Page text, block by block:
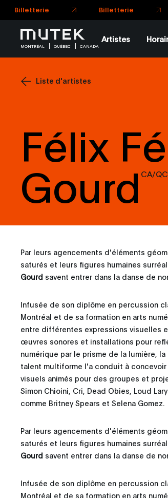
MONTRÉAL QUÉBEC CANADA
Artistes
Liste d'artistes
Félix
Gourd CA/QC
Par leurs agencements d'éléments
saturés et leurs figures humaines
Gourd savent entrer dans la danse de
Infusée de son diplôme en percussion
Montréal et de sa formation en arts
entre différentes expressions visuelles
œuvres sonores et installations pour
numérique par le prisme de la lumière,
talent multiforme l'a conduit à
visuels animés pour des groupes et
Simon Chioini, Cri, Dead Obies, Loud
comme Britney Spears et Selena Gomez.
Par leurs agencements d'éléments
saturés et leurs figures humaines
Gourd savent entrer dans la danse de
Infusée de son diplôme en percussion
Montréal et de sa formation en arts